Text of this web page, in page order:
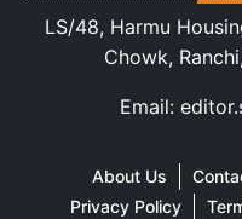
LS/48, Harmu
Chowk,
Email:
About Us
Privacy Policy